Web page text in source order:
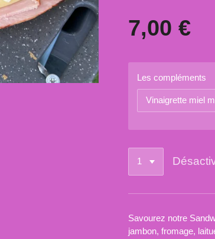
7,00 €
Les compléments
Savourez notre
jambon, fromage,